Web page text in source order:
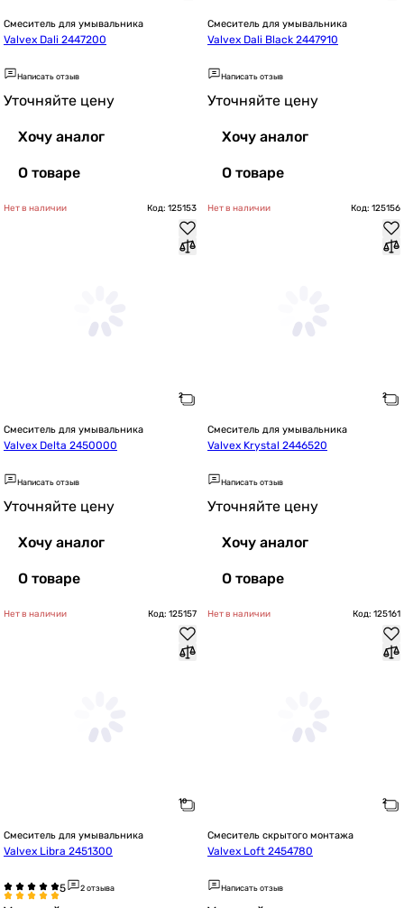
Смеситель для умывальника
Valvex Dali 2447200
Написать отзыв
Уточняйте цену
Хочу аналог
О товаре
Смеситель для умывальника
Valvex Dali Black 2447910
Написать отзыв
Уточняйте цену
Хочу аналог
О товаре
Нет в наличии Код: 125153
Смеситель для умывальника
Valvex Delta 2450000
Написать отзыв
Уточняйте цену
Хочу аналог
О товаре
Нет в наличии Код: 125156
Смеситель для умывальника
Valvex Krystal 2446520
Написать отзыв
Уточняйте цену
Хочу аналог
О товаре
Нет в наличии Код: 125157
Смеситель для умывальника
Valvex Libra 2451300
2 отзыва
Нет в наличии Код: 125161
Смеситель скрытого монтажа
Valvex Loft 2454780
Написать отзыв